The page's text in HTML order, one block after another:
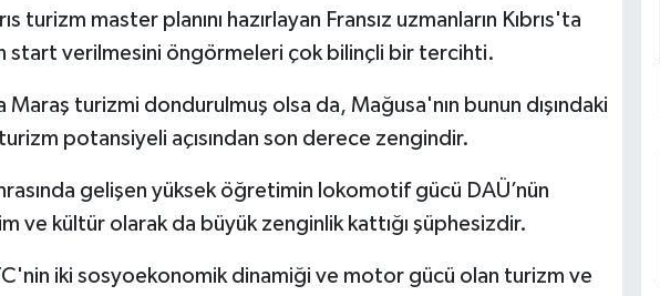
turizm master planını hazırlayan Fransız uzmanların Kıbrıs'ta
start verilmesini öngörmeleri çok bilinçli bir tercihti.
Maraş turizmi dondurulmuş olsa da, Mağusa'nın bunun dışındaki
turizm potansiyeli açısından son derece zengindir.
gelişen yüksek öğretimin lokomotif gücü DAÜ’nün
ve kültür olarak da büyük zenginlik kattığı şüphesizdir.
iki sosyoekonomik dinamiği ve motor gücü olan turizm ve